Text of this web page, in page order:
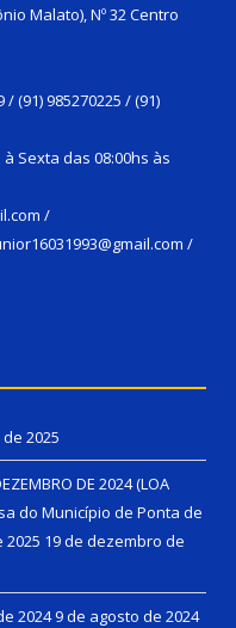
Malato), Nº 32 Centro
/ (91) 985270225 / (91)
Sexta das 08:00hs às
/
/
2025
DE 2024 (LOA
do Município de Ponta de
19 de dezembro de
20249 de agosto de 2024